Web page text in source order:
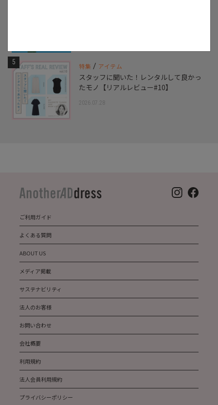
5 特集 / アイテム
スタッフに聞いた！レンタルして良かっ
たモノ【リアルレビュー#10】
2026.07.28
ご利用ガイド
よくある質問
ABOUT US
メディア掲載
サステナビリティ
法人のお客様
お問い合わせ
会社概要
利用規約
法人会員利用規約
プライバシーポリシー